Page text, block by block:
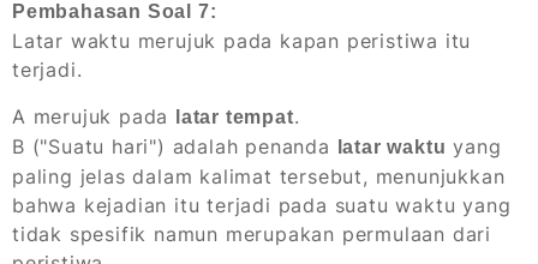
Pembahasan Soal 7:
Latar waktu merujuk pada kapan peristiwa itu
terjadi.
A merujuk pada
latar tempat.
B ("Suatu hari") adalah penanda
latar waktu yang
paling jelas dalam kalimat tersebut, menunjukkan
bahwa kejadian itu terjadi pada suatu waktu yang
tidak spesifik namun merupakan permulaan dari